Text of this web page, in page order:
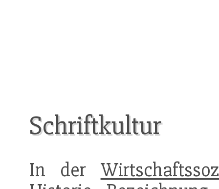
Schriftkultur
In der